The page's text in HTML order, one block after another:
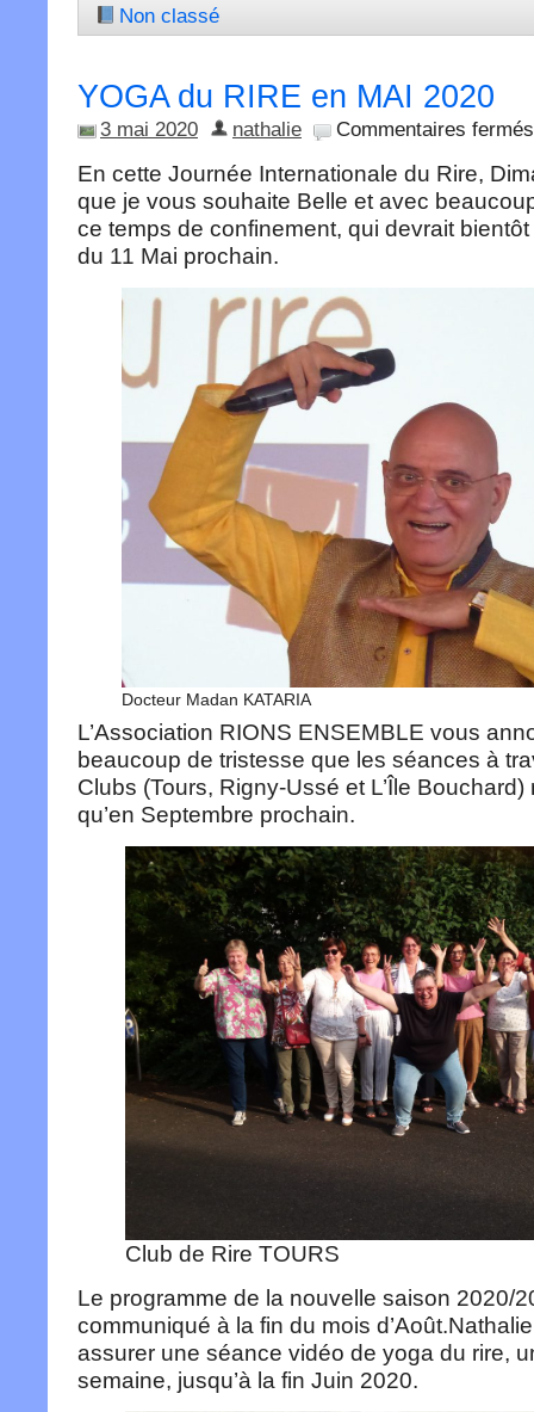
Non classé
YOGA du RIRE en MAI 2020
3 mai 2020 nathalie Commentaires fermés
En cette Journée Internationale du Rire,
que je vous souhaite Belle et avec
ce temps de confinement, qui devrait bientôt
du 11 Mai prochain.
Docteur Madan KATARIA
L’Association RIONS ENSEMBLE vous
beaucoup de tristesse que les séances à
Clubs (Tours, Rigny-Ussé et L’Île
qu’en Septembre prochain.
Club de Rire TOURS
Le programme de la nouvelle saison 2020/
communiqué à la fin du mois
assurer une séance vidéo de yoga du rire,
semaine, jusqu’à la fin Juin 2020.